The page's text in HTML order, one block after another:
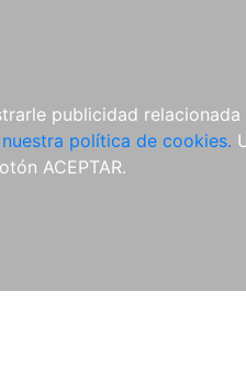
publicidad
política de cookies.
ACEPTAR.